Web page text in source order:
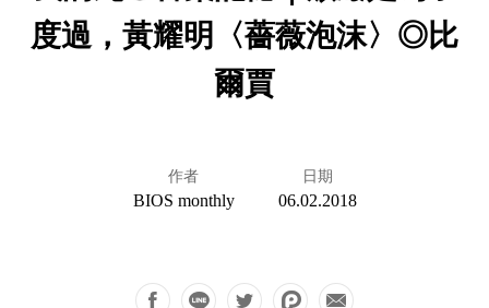
度過，黃耀明〈薔薇泡沫〉◎比
爾賈
作者
BIOS monthly
日期
06.02.2018